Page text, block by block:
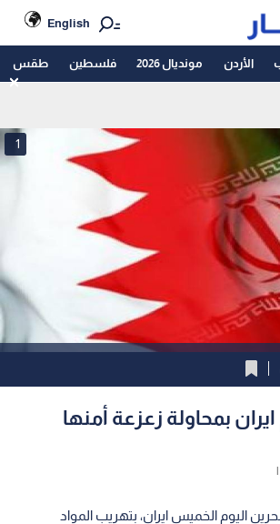
English
الأردن مونديال 2026 فلسطين طقس
1
بمحاولة زعزعة أمنها
|
اليوم الخميس ايران، بتهريب المواد